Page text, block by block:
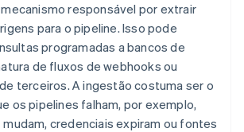
responsável por extrair
para o pipeline. Isso pode
programadas a bancos de
de fluxos de webhooks ou
terceiros. A ingestão costuma ser o
os pipelines falham, por exemplo,
mudam, credenciais expiram ou fontes